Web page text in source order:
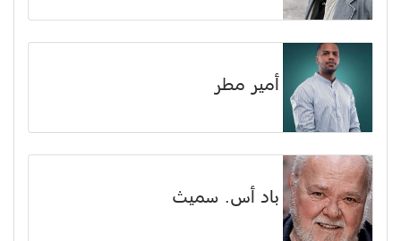
أمير مطر
باد أس. سميث